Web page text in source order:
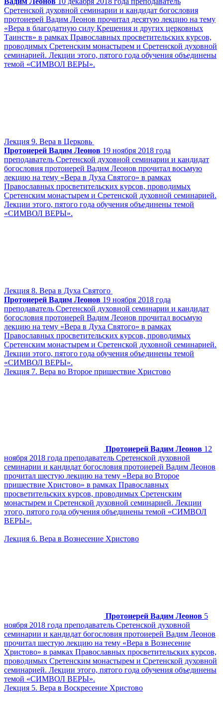
Сретенской духовной семинарии и кандидат богословия
протоиерей Вадим Леонов прочитал десятую лекцию на тему
«Вера в благодатную силу Крещения и других церковных
Таинств» в рамках Православных просветительских курсов,
проводимых Сретенским монастырем и Сретенской духовной
семинарией. Лекции этого, пятого года обучения объединены
темой «СИМВОЛ ВЕРЫ».
Лекция 9. Вера в Церковь
Протоиерей Вадим Леонов 19 ноября 2018 года
преподаватель Сретенской духовной семинарии и кандидат
богословия протоиерей Вадим Леонов прочитал восьмую
лекцию на тему «Вера в Духа Святого» в рамках
Православных просветительских курсов, проводимых
Сретенским монастырем и Сретенской духовной семинарией.
Лекции этого, пятого года обучения объединены темой
«СИМВОЛ ВЕРЫ».
Лекция 8. Вера в Духа Святого
Протоиерей Вадим Леонов 19 ноября 2018 года
преподаватель Сретенской духовной семинарии и кандидат
богословия протоиерей Вадим Леонов прочитал восьмую
лекцию на тему «Вера в Духа Святого» в рамках
Православных просветительских курсов, проводимых
Сретенским монастырем и Сретенской духовной семинарией.
Лекции этого, пятого года обучения объединены темой
«СИМВОЛ ВЕРЫ».
Лекция 7. Вера во Второе пришествие Христово
Протоиерей Вадим Леонов 12
ноября 2018 года преподаватель Сретенской духовной
семинарии и кандидат богословия протоиерей Вадим Леонов
прочитал шестую лекцию на тему «Вера во Второе
пришествие Христово» в рамках Православных
просветительских курсов, проводимых Сретенским
монастырем и Сретенской духовной семинарией. Лекции
этого, пятого года обучения объединены темой «СИМВОЛ
ВЕРЫ».
Лекция 6. Вера в Вознесение Христово
Протоиерей Вадим Леонов 5
ноября 2018 года преподаватель Сретенской духовной
семинарии и кандидат богословия протоиерей Вадим Леонов
прочитал шестую лекцию на тему «Вера в Вознесение
Христово» в рамках Православных просветительских курсов,
проводимых Сретенским монастырем и Сретенской духовной
семинарией. Лекции этого, пятого года обучения объединены
темой «СИМВОЛ ВЕРЫ».
Лекция 5. Вера в Воскресение Христово